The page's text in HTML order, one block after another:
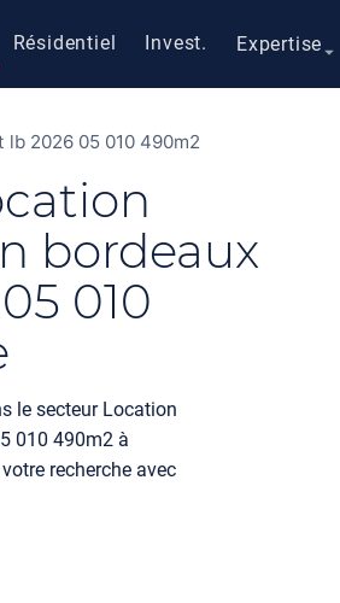
Résidentiel Invest. Expertise
2026 05 010 490m2
bordeaux
010
le secteur Location
010 490m2 à
recherche avec